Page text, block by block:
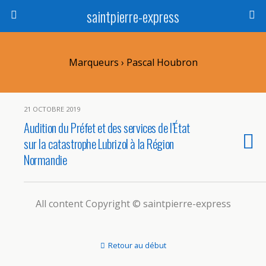
saintpierre-express
Marqueurs › Pascal Houbron
21 OCTOBRE 2019
Audition du Préfet et des services de l’État
sur la catastrophe Lubrizol à la Région
Normandie
All content Copyright © saintpierre-express
Retour au début